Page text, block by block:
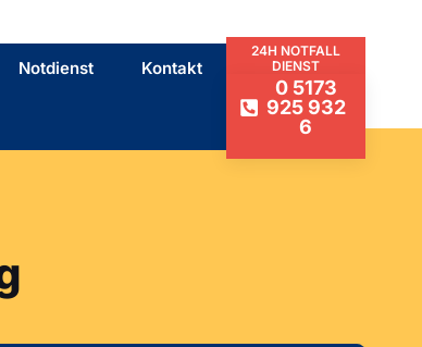
Notdienst Kontakt
24H NOTFALL
DIENST
0 5173
925 932
6